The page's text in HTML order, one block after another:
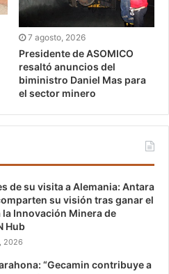
7 agosto, 2026
Presidente de ASOMICO
resaltó anuncios del
biministro Daniel Mas para
el sector minero
de su visita a Alemania: Antara
su visión tras ganar el
la Innovación Minera de
Hub
2026
“Gecamin contribuye a